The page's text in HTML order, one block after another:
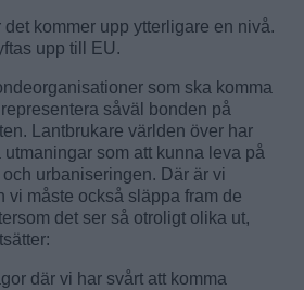
det kommer upp ytterligare en nivå.
upp till EU.
som ska komma
såväl bonden på
Lantbrukare världen över har
som att kunna leva på
urbaniseringen. Där är vi
vi måste också släppa fram de
det ser så otroligt olika ut,
där vi har svårt att komma